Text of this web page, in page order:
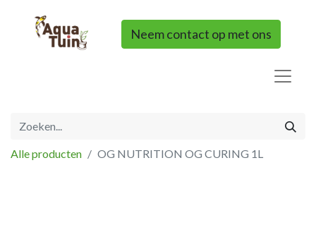
Neem contact op met ons
Alle producten OG NUTRITION OG CURING 1L